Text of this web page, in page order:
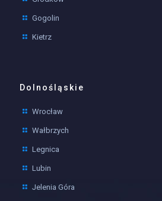
Gogolin
Kietrz
Dolnośląskie
Wrocław
Wałbrzych
Legnica
Lubin
Jelenia Góra